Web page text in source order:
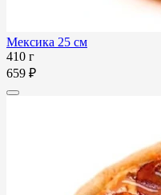
Мексика 25 см
410 г
659 ₽